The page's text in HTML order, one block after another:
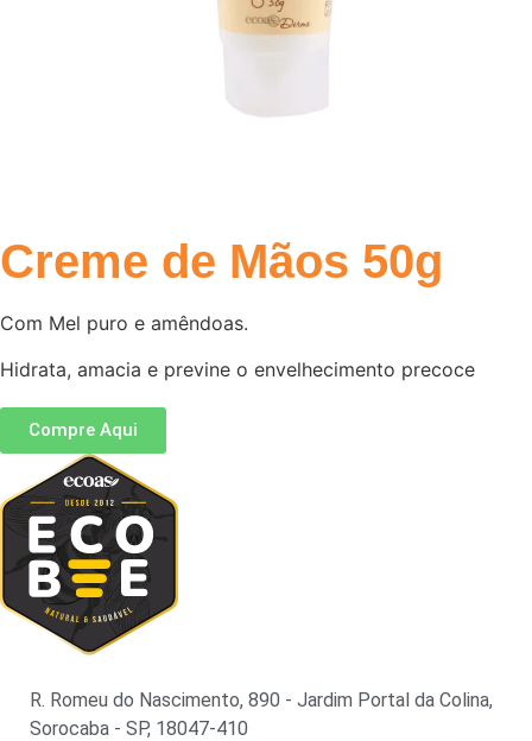
Creme de Mãos 50g
Com Mel puro e amêndoas.
Hidrata, amacia e previne o envelhecimento precoce
Compre Aqui
R. Romeu do Nascimento, 890 - Jardim Portal da Colina,
Sorocaba - SP, 18047-410